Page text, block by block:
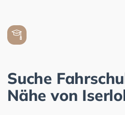
Suche
Nähe von